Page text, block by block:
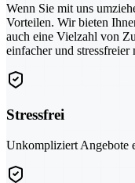
Wenn Sie mit uns
Vorteilen. Wir bieten
auch eine Vielzahl von
einfacher und stressfreier
Stressfrei
Unkompliziert Angebote